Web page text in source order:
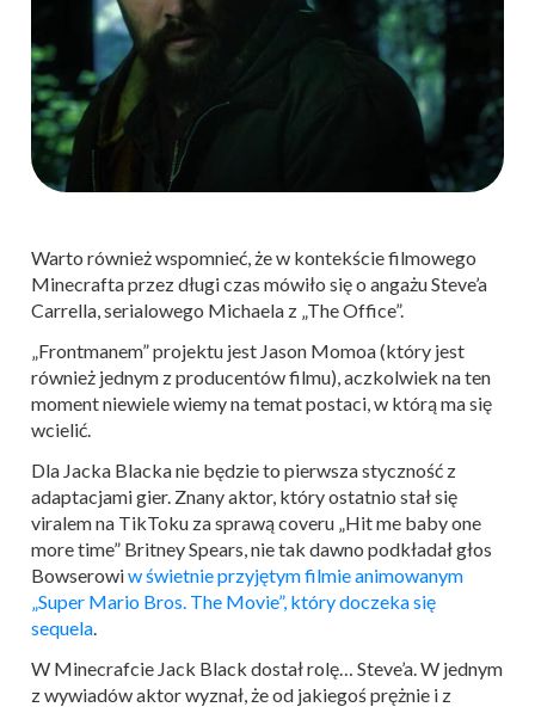
Warto również wspomnieć, że w kontekście filmowego
Minecrafta przez długi czas mówiło się o angażu Steve’a
Carrella, serialowego Michaela z „The Office”.
„Frontmanem” projektu jest Jason Momoa (który jest
również jednym z producentów filmu), aczkolwiek na ten
moment niewiele wiemy na temat postaci, w którą ma się
wcielić.
Dla Jacka Blacka nie będzie to pierwsza styczność z
adaptacjami gier. Znany aktor, który ostatnio stał się
viralem na TikToku za sprawą coveru „Hit me baby one
more time” Britney Spears, nie tak dawno podkładał głos
Bowserowiw świetnie przyjętym filmie animowanym
„Super Mario Bros. The Movie”, który doczeka się
sequela.
W Minecrafcie Jack Black dostał rolę… Steve’a. W jednym
z wywiadów aktor wyznał, że od jakiegoś prężnie i z